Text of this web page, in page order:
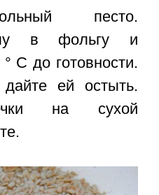
песто.
в фольгу и
C до готовности.
ей остыть.
на сухой